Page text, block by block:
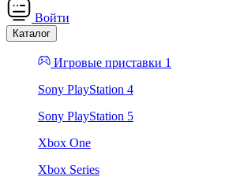
Войти
Каталог
Игровые приставки 1
Sony PlayStation 4
Sony PlayStation 5
Xbox One
Xbox Series